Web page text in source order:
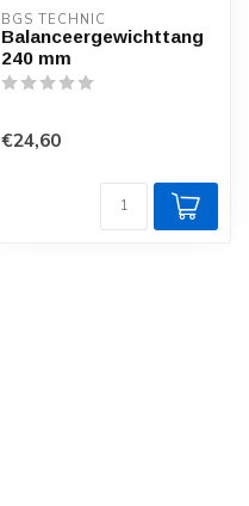
BGS TECHNIC
Balanceergewichttang
240 mm
€24,60